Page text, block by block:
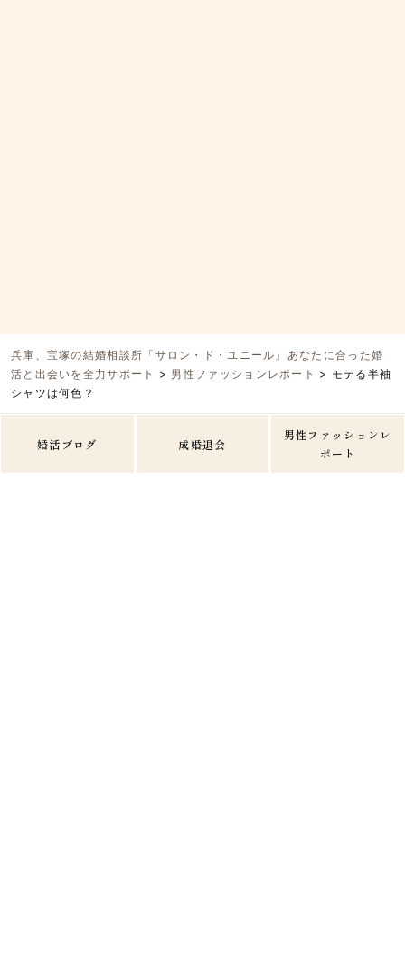
兵庫、宝塚の結婚相談所「サロン・ド・ユニール」あなたに合った婚
活と出会いを全力サポート
> 男性ファッションレポート > モテる半袖
シャツは何色？
婚活ブログ 成婚退会
男性ファッションレ
ポート